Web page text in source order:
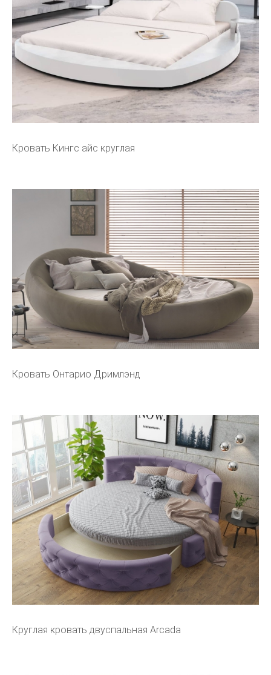
Кровать Кингс айс круглая
Кровать Онтарио Дримлэнд
Круглая кровать двуспальная Arcada